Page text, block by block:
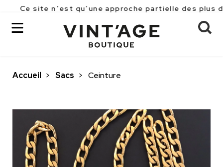
n’est qu’une approche partielle des plus de 2500
Accueil > Sacs > Ceinture